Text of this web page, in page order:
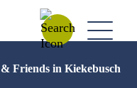
Friends in Kiekebusch